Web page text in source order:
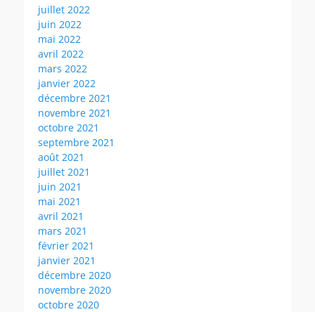
juillet 2022
juin 2022
mai 2022
avril 2022
mars 2022
janvier 2022
décembre 2021
novembre 2021
octobre 2021
septembre 2021
août 2021
juillet 2021
juin 2021
mai 2021
avril 2021
mars 2021
février 2021
janvier 2021
décembre 2020
novembre 2020
octobre 2020